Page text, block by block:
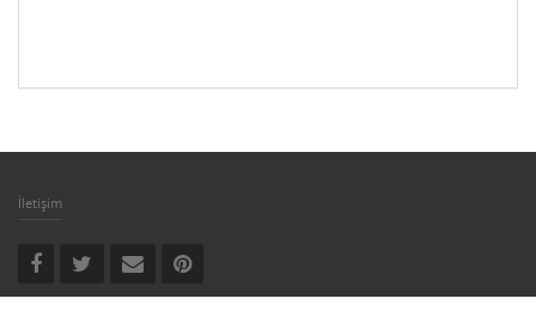
İletişim